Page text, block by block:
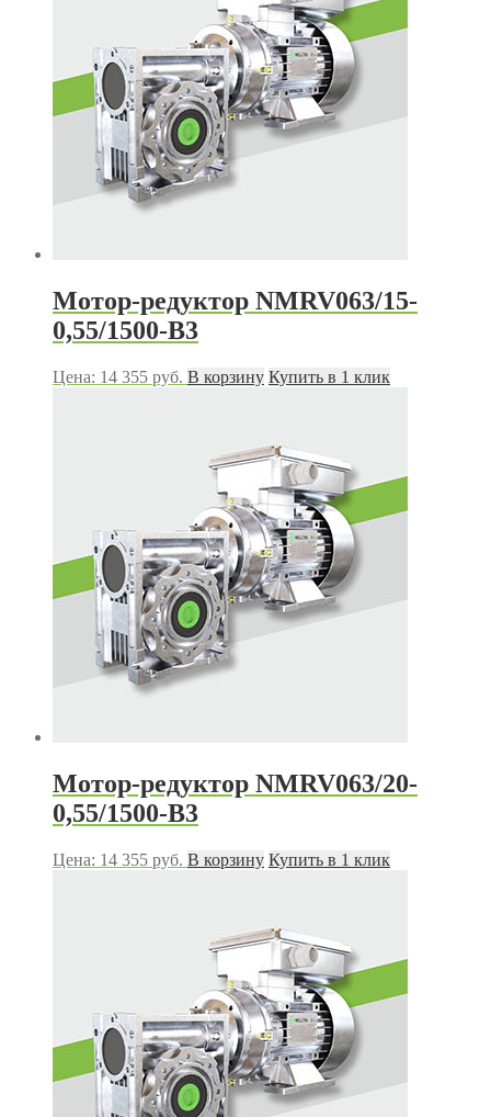
Мотор-редуктор NMRV063/15-
0,55/1500-B3
Цена: 14 355 руб. В корзину Купить в 1 клик
Мотор-редуктор NMRV063/20-
0,55/1500-B3
Цена: 14 355 руб. В корзину Купить в 1 клик